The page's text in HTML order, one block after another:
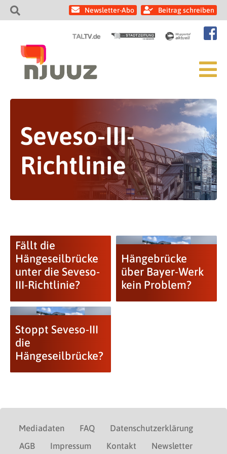
Newsletter-Abo Beitrag schreiben
Seveso-III-
Richtlinie
Fällt die
Hängeseilbrücke
unter die Seveso-
III-Richtlinie?
Hängebrücke
über Bayer-Werk
kein Problem?
Stoppt Seveso-III
die
Hängeseilbrücke?
Mediadaten FAQ
Datenschutzerklärung
AGB
Impressum Kontakt Newsletter